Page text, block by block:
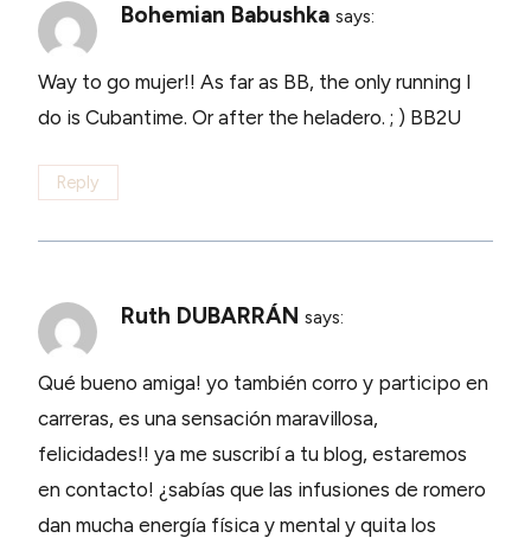
Bohemian Babushka says:
Way to go mujer!! As far as BB, the only running I
do is Cubantime. Or after the heladero. ; ) BB2U
Reply
Ruth DUBARRÁN says:
Qué bueno amiga! yo también corro y participo en
carreras, es una sensación maravillosa,
felicidades!! ya me suscribí a tu blog, estaremos
en contacto! ¿sabías que las infusiones de romero
dan mucha energía física y mental y quita los